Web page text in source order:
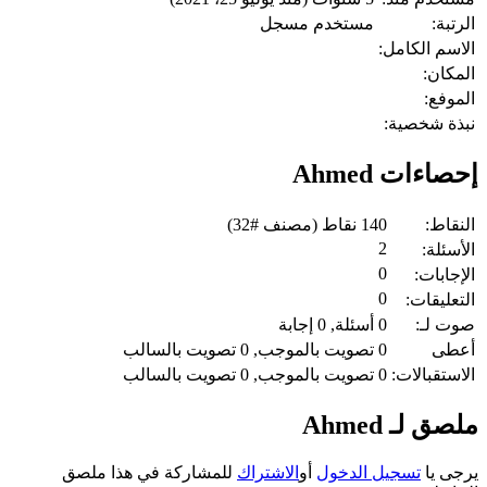
الرتبة:
مستخدم مسجل
الاسم الكامل:
المكان:
الموفع:
نبذة شخصية:
إحصاءات Ahmed
النقاط: 140 نقاط (مصنف #32
)
الأسئلة:
2
الإجابات:
0
التعليقات:
0
صوت لـ:
0 أسئلة, 0 إجابة
أعطى
0 تصويت بالموجب, 0 تصويت بالسالب
الاستقبالات: 0 تصويت بالموجب, 0 تصويت بالسالب
ملصق لـ Ahmed
يرجى يا تسجيل الدخول أو الاشتراك للمشاركة في هذا ملصق